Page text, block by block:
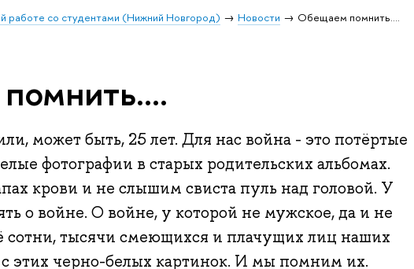
работе со студентами (Нижний Новгород) Новости Обещаем помнить....
может быть, 25 лет. Для нас война - это потёртые
фотографии в старых родительских альбомах.
крови и не слышим свиста пуль над головой. У
о войне. О войне, у которой не мужское, да и не
сотни, тысячи смеющихся и плачущих лиц наших
этих черно-белых картинок. И мы помним их.